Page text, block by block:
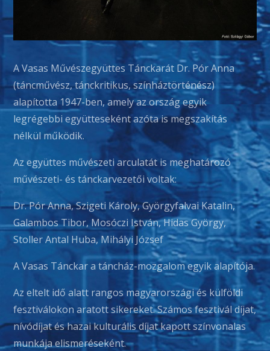
A Vasas Művészegyüttes Tánckarát Dr. Pór Anna
(táncművész, tánckritikus, színháztörténész)
alapította 1947-ben, amely az ország egyik
legrégebbi együtteseként azóta is megszakítás
nélkül működik.
Az együttes művészeti arculatát is meghatározó
művészeti- és tánckarvezetői voltak:
Dr. Pór Anna, Szigeti Károly, Györgyfalvai Katalin,
Galambos Tibor, Mosóczi István, Hidas György,
Stoller Antal Huba, Mihályi József
A Vasas Tánckar a táncház-mozgalom egyik alapítója.
Az eltelt idő alatt rangos magyarországi és külföldi
fesztiválokon aratott sikereket. Számos fesztivál díjat,
nívódíjat és hazai kulturális díjat kapott színvonalas
munkája elismeréseként.